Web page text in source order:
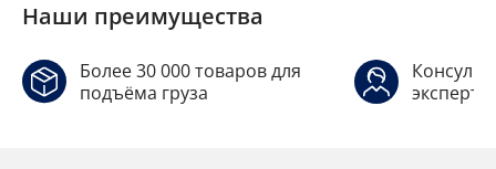
Наши преимущества
Более 30 000 товаров для
подъёма груза